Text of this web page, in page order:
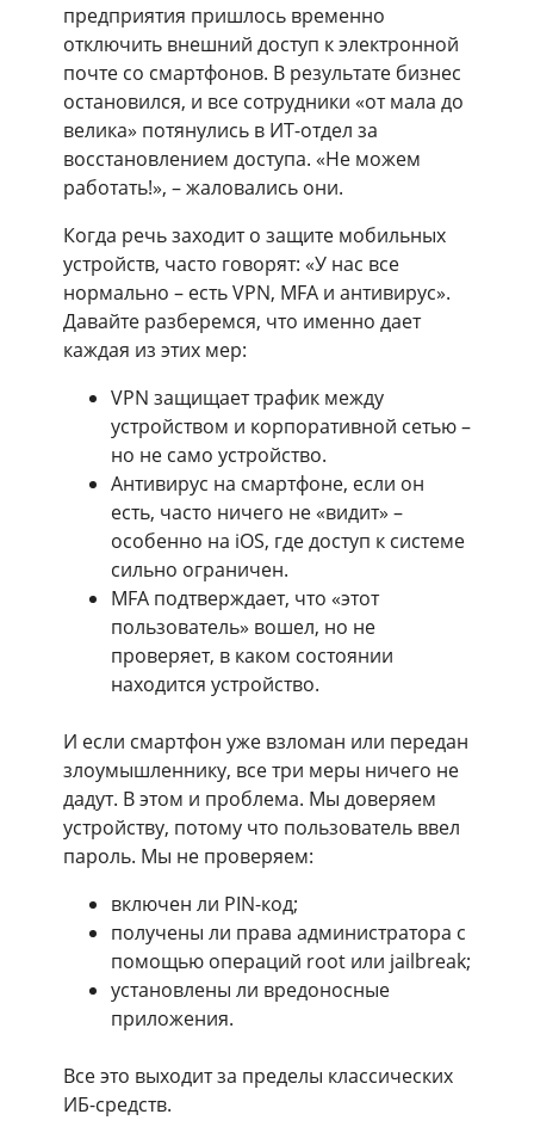
предприятия пришлось временно
отключить внешний доступ к электронной
почте со смартфонов. В результате бизнес
остановился, и все сотрудники «от мала до
велика» потянулись в ИТ-отдел за
восстановлением доступа. «Не можем
работать!», – жаловались они.
Когда речь заходит о защите мобильных
устройств, часто говорят: «У нас все
нормально – есть VPN, MFA и антивирус».
Давайте разберемся, что именно дает
каждая из этих мер:
VPN защищает трафик между
устройством и корпоративной сетью –
но не само устройство.
Антивирус на смартфоне, если он
есть, часто ничего не «видит» –
особенно на iOS, где доступ к системе
сильно ограничен.
MFA подтверждает, что «этот
пользователь» вошел, но не
проверяет, в каком состоянии
находится устройство.
И если смартфон уже взломан или передан
злоумышленнику, все три меры ничего не
дадут. В этом и проблема. Мы доверяем
устройству, потому что пользователь ввел
пароль. Мы не проверяем:
включен ли PIN-код;
получены ли права администратора с
помощью операций root или jailbreak;
установлены ли вредоносные
приложения.
Все это выходит за пределы классических
ИБ-средств.